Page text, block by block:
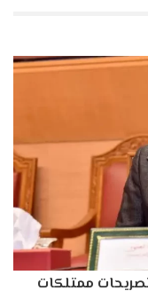
ممتلكات